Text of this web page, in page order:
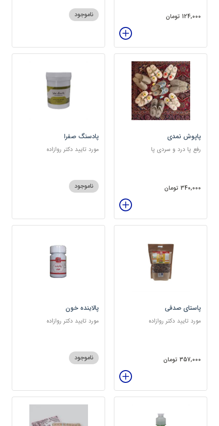
124,000 تومان ناموجود
پاپوش نمدی
رفع پا درد و سردی پا
340,000 تومان
پادسنگ صفرا
مورد تایید دکتر روازاده
ناموجود
پاستای صدفی
مورد تایید دکتر روازاده
357,000 تومان
پالاینده خون
مورد تایید دکتر روازاده
ناموجود